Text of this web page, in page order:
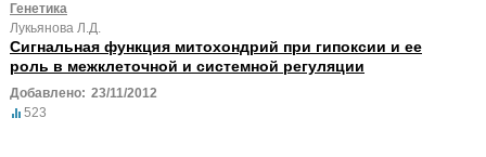
Генетика
Лукьянова Л.Д.
Сигнальная функция митохондрий при гипоксии и ее
роль в межклеточной и системной регуляции
Добавлено: 23/11/2012
523